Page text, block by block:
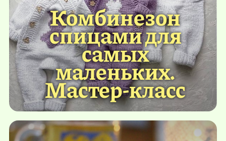
Комбинезон
спицами для
самых
маленьких.
Мастер-класс